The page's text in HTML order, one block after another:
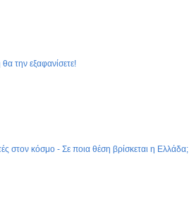
την εξαφανίσετε!
στον κόσμο - Σε ποια θέση βρίσκεται η Ελλάδα;